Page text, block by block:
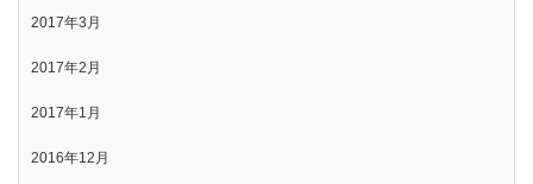
2017年3月
2017年2月
2017年1月
2016年12月